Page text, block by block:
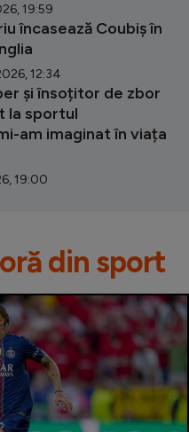
19:59
încasează Coubiș în
12:34
și însoțitor de zbor
la sportul
am imaginat în viața
19:00
din sport